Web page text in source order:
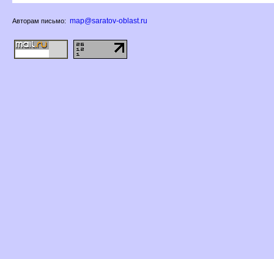
Авторам письмо: map@saratov-oblast.ru